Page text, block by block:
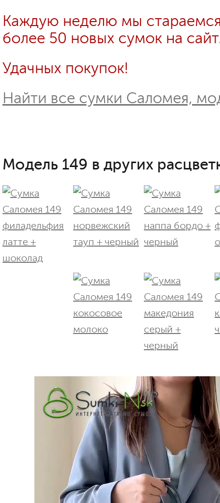
Каждую неделю мы
более 50 новых сумок на
Удачных покупок!
Найти все сумки Саломея,
Модель 149 в других